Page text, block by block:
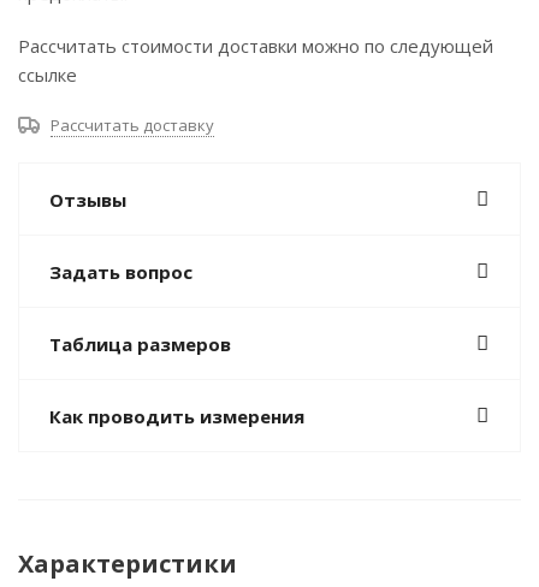
Рассчитать стоимости доставки можно по следующей
ссылке
Рассчитать доставку
Отзывы
Задать вопрос
Таблица размеров
Как проводить измерения
Характеристики